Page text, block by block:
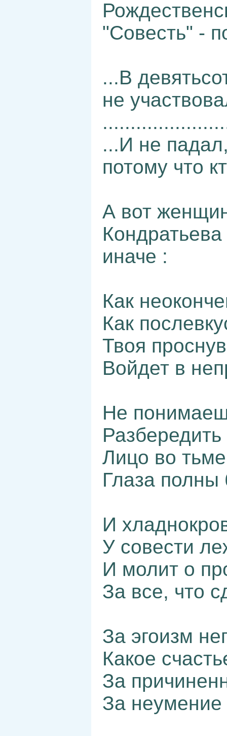
"Совесть" -
...В
не
...И не
потому что
А вот
Кондратьева
иначе :
Как
Как
Твоя
Войдет в
Не
Лицо во
Глаза полны
И
У совести
И молит о
За все, что
За эгоизм
Какое
За
За